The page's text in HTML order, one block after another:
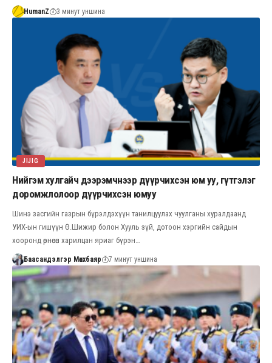
HumanZ 3 минут уншина
JIJIG
Нийгэм хулгайч дээрэмчнээр дүүрчихсэн юм уу, гүтгэлэг
доромжлолоор дүүрчихсэн юмуу
Шинэ засгийн газрын бүрэлдэхүүн танилцуулах чуулганы хуралдаанд
УИХ-ын гишүүн Ө.Шижир болон Хууль зүй, дотоон хэргийн сайдын
хооронд өрнөсөн харилцан яриаг бүрэн…
Баасандэлгэр Мөнхбаяр 7 минут уншина